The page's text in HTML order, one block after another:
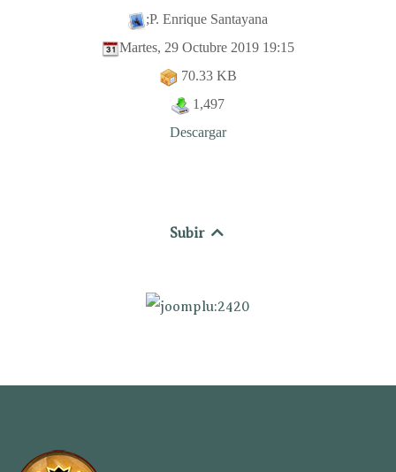
;P. Enrique Santayana
Martes, 29 Octubre 2019 19:15
70.33 KB
1,497
Descargar
Subir